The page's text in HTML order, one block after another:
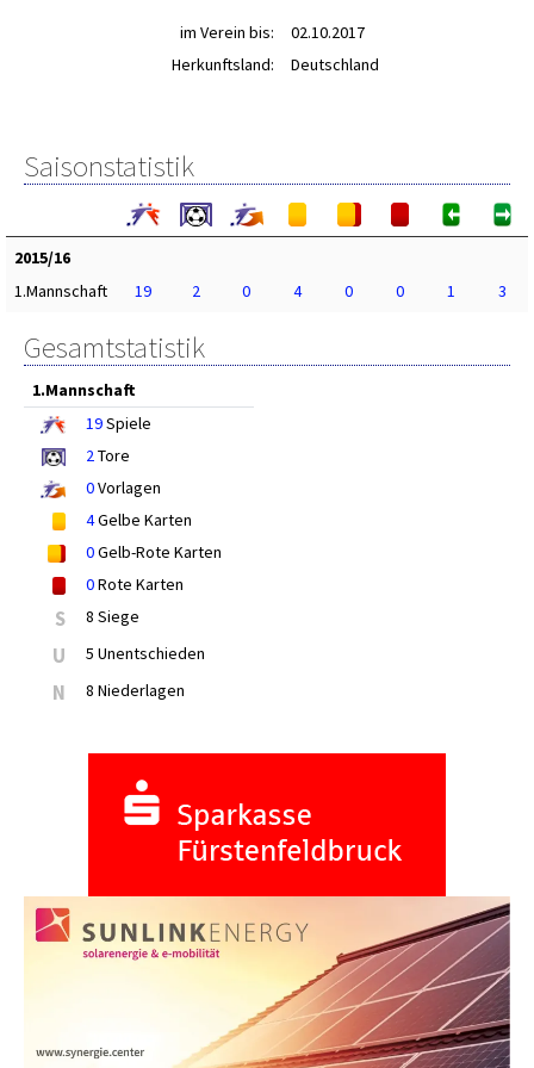
im Verein bis:
02.10.2017
Herkunftsland:
Deutschland
Saisonstatistik
2015/16
1.Mannschaft
19 2 0 4 0 0 1 3
Gesamtstatistik
1.Mannschaft
19Spiele
2Tore
0Vorlagen
4Gelbe Karten
0Gelb-Rote Karten
0Rote Karten
S 8 Siege
U 5 Unentschieden
N 8 Niederlagen